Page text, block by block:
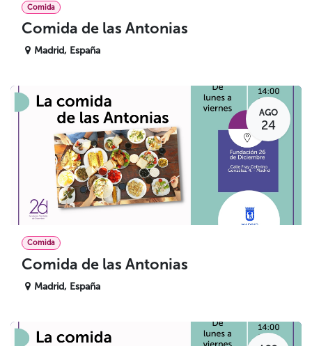
Comida
Comida de las Antonias
Madrid, España
AGO
24
Comida
Comida de las Antonias
Madrid, España